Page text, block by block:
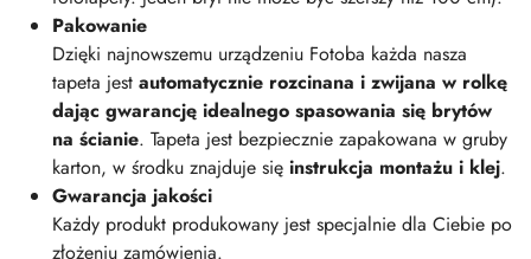
Pakowanie
Dzięki najnowszemu urządzeniu Fotoba każda nasza
tapeta jest automatycznie rozcinana i zwijana w rolkę
dając gwarancję idealnego spasowania się brytów
na ścianie. Tapeta jest bezpiecznie zapakowana w gruby
karton, w środku znajduje się instrukcja montażu i klej.
Gwarancja jakości
Każdy produkt produkowany jest specjalnie dla Ciebie po
złożeniu zamówienia.